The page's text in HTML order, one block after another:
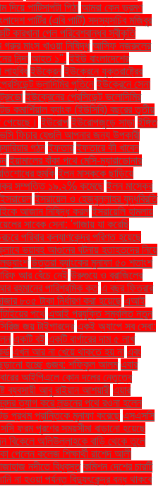
দিয়ে পাটিসাপটা পিঠা আমরা কেন ভ্রমণ
পার্টির (এবি পার্টি) সদস্যসচিব মজিবুর
কারখানা পেল পরিবেশবান্ধব স্বীকৃতি
মাংস খাওয়া নিষিদ্ধ আসিফ নজরুলের
নিন্দা আহত ১". ইইউ বাংলাদেশের
ইউক্রেন ইউক্রেনে যুক্তরাষ্ট্রের
ভ্লাদিমির পুতিনে ইউক্রেনে সেনা
ট্রুডো ইউক্রেনের প্রেসিডেন্ট ভলোদিমির
কমার্শিয়াল ব্যাংক (ইউসিবি) বছরের তৃতীয়
ইউরোপ ইউরোপজুড়ে সাড়া ইঙ্গিত
ফিচার যেগুলি আপনার জন্য উপকারী
গঠন ইফতার ইফতারে কী খাবেন
ইয়ামালের বাঁকা পথে মেসি-ম্যারাডোনার
হুমকি ইলন মাস্ককে ছাড়িয়ে
সম্পত্তি ১৯.২% কমেছে ইলন মাস্কের
ইসরায়েল ইসরায়েল ও হেজবুল্লাহর যুদ্ধবিরতি
আজান নিষিদ্ধ করল ইসরায়েলি হামলায়
সাবেক সেনা: 'গাজায় যা করেছি
পরিবার কল্যাণকেন্দ্র পরিণত হয়েছে
ভয়াবহ আগুনের ঘটনায় হতাহতদের নিয়ে
উত্তরা ব্যাংকের মুনাফা ৫০ শতাংশ
আর বেঁচে নেই উরুগুয়ে ও ব্রাজিলের
রহমানের পারিশ্রমিক কত এ বছর ফিতরার
৮০৫ টাকা নির্ধারণ করা হয়েছে এআই
পথে এআই প্রযুক্তি সম্বলিত নতুন
জয় টাইগারদের একই অ্যাপে সব সেবা:
একটি বই একটি বার্গারের দাম ৫ লাখ
এখন আর না খেয়ে থাকতে হয় না এবং
ছড়ানো হচ্ছে গুজব: শফিকুল আলম এবার
আইপিএলে কোন দলের নেতৃত্বে
ব্যবসায়ী আবু রাইয়ান আশয়ারী এয়ার
ত্যাগ করে লন্ডনের পথে রওনা হলেন
প্রথম প্রান্তিকে মুনাফা করেছে এসএসসি
ফরম পূরণের সময়সীমা বাড়ানো হয়েছে
বিকেলে অলিউল্লাহকে বাড়ি থেকে তুলে
পেলেন কলেজ শিক্ষার্থী রাশেদ আলী
নদীতে বিধ্বস্ত কমিশন দেশের চারটি
না হওয়া পর্যন্ত বিদ্যুৎকেন্দ্র বন্ধ থাকবে